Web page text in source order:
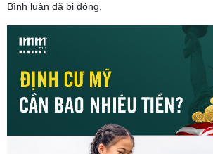
Bình luận đã bị đóng.